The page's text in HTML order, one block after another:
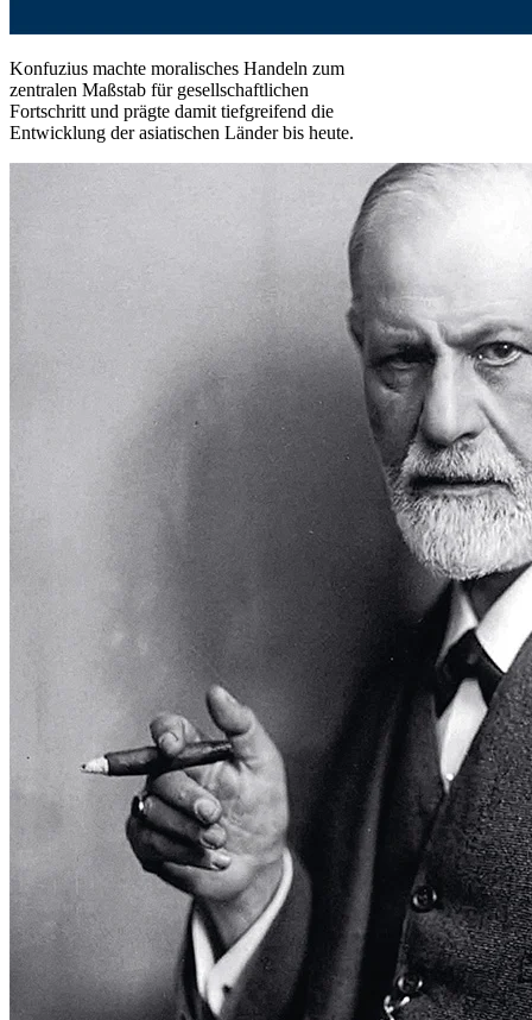
Konfuzius machte moralisches Handeln zum
zentralen Maßstab für gesellschaftlichen
Fortschritt und prägte damit tiefgreifend die
Entwicklung der asiatischen Länder bis heute.